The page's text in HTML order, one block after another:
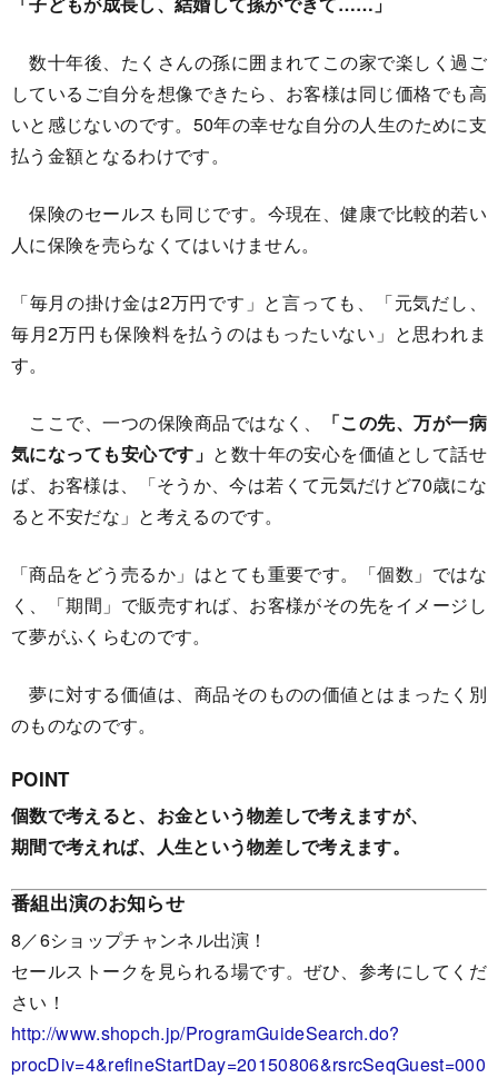
数十年後、たくさんの孫に囲まれてこの家で楽しく過ご
しているご自分を想像できたら、お客様は同じ価格でも高
いと感じないのです。50年の幸せな自分の人生のために支
払う金額となるわけです。
保険のセールスも同じです。今現在、健康で比較的若い
人に保険を売らなくてはいけません。
「毎月の掛け金は2万円です」と言っても、「元気だし、
毎月2万円も保険料を払うのはもったいない」と思われま
す。
ここで、一つの保険商品ではなく、
「この先、万が一病
気になっても安心です」 と数十年の安心を価値として話せ
ば、お客様は、「そうか、今は若くて元気だけど70歳にな
ると不安だな」と考えるのです。
「商品をどう売るか」はとても重要です。「個数」ではな
く、「期間」で販売すれば、お客様がその先をイメージし
て夢がふくらむのです。
夢に対する価値は、商品そのものの価値とはまったく別
のものなのです。
POINT
個数で考えると、お金という物差しで考えますが、
期間で考えれば、人生という物差しで考えます。
番組出演のお知らせ
8／6ショップチャンネル出演！
セールストークを見られる場です。ぜひ、参考にしてくだ
さい！
http://www.shopch.jp/ProgramGuideSearch.do?
procDiv=4&refineStartDay=20150806&rsrcSeqGuest=000